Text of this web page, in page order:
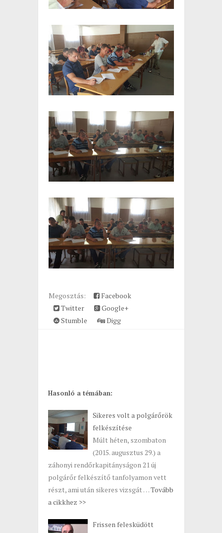
Megosztás:
Facebook
Twitter
Google+
Stumble
Digg
Hasonló a témában:
Sikeres volt a polgárőrök
felkészítése
Múlt héten, szombaton
(2015. augusztus 29.) a
záhonyi rendőrkapitányságon 21 új
polgárőr felkészítő tanfolyamon vett
részt, ami után sikeres vizsgát …Tovább
a cikkhez >>
Frissen felesküdött